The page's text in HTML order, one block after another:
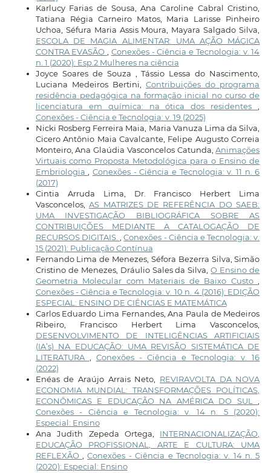
Karlucy Farias de Sousa, Ana Caroline Cabral Cristino,
Tatiana Régia Carneiro Matos, Maria Larisse Pinheiro
Uchoa, Séfura Maria Assis Moura, Mayara Salgado Silva,
ESCOLA DE MAGIA ALIMENTAR: UMA AÇÃO MÁGICA
CONTRA EVASÃO
Conexões - Ciência e Tecnologia: v. 14
n. 1 (2020): Esp.2 Mulheres na ciência
Joyce Soares de Souza , Tássio Lessa do Nascimento,
Luciana Medeiros Bertini,Contribuições do programa
residência pedagógica na formação inicial no curso de
licenciatura em química: na ótica dos residentes
Conexões - Ciência e Tecnologia: v. 19 (2025)
Nicki Rosberg Ferreira Maia, Maria Vanuza Lima da Silva,
Cicero Antônio Maia Cavalcante, Felipe Augusto Correia
Monteiro, Ana Glaúdia Vasconcelos Catunda,Animações
Virtuais como Proposta Metodológica para o Ensino de
Embriologia
Conexões - Ciência e Tecnologia: v. 11 n. 6
(2017)
Cintia Arruda Lima, Dr. Francisco Herbert Lima
Vasconcelos,AS MATRIZES DE REFERÊNCIA DO SAEB:
UMA INVESTIGAÇÃO BIBLIOGRÁFICA SOBRE AS
CONTRIBUIÇÕES MEDIANTE A CATALOGAÇÃO DE
RECURSOS DIGITAIS.
,Conexões - Ciência e Tecnologia: v.
15 (2021): Publicação Contínua
Fernando Lima de Menezes, Séfora Bezerra Silva, Simão
Cristino de Menezes, Dráulio Sales da Silva,O Ensino de
Geometria Molecular com Materiais de Baixo Custo
Conexões - Ciência e Tecnologia: v. 10 n. 4 (2016): EDIÇÃO
ESPECIAL: ENSINO DE CIÊNCIAS E MATEMÁTICA
Carlos Eduardo Lima Fernandes, Ana Paula de Medeiros
Ribeiro, Francisco Herbert Lima Vasconcelos,
DESENVOLVIMENTO DE INTELIGÊNCIAS ARTIFICIAIS
(IA’s) NA EDUCAÇÃO: UMA REVISÃO SISTEMÁTICA DE
LITERATURA
Conexões - Ciência e Tecnologia: v. 16
(2022)
Enéas de Araújo Arrais Neto, REVIRAVOLTA DA NOVA
ECONOMIA MUNDIAL: TRANSFORMAÇÕES POLÍTICAS,
ECONÔMICAS E EDUCAÇÃO NA AMÉRICA DO SUL
Conexões - Ciência e Tecnologia: v. 14 n. 5 (2020):
Especial: Ensino
Ana Judith Zepeda Ortega, INTERNACIONALIZAÇÃO,
EDUCAÇÃO PROFISSIONAL, ARTE E CULTURA: UMA
REFLEXÃO
,Conexões - Ciência e Tecnologia: v. 14 n. 5
(2020): Especial: Ensino